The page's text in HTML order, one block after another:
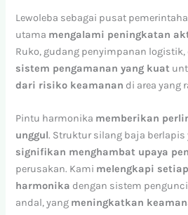
Lewoleba sebagai pusat
utama mengalami peningkatan
Ruko, gudang penyimpanan logistik,
sistem pengamanan yang kuat
dari risiko keamanan di area yang
Pintu harmonika memberikan
unggul. Struktur silang baja berlapis
signifikan menghambat upaya
perusakan. Kami melengkapi
harmonika dengan sistem
andal, yang meningkatkan